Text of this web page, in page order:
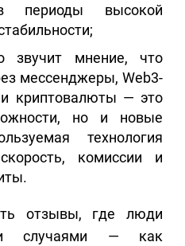
периоды высокой
звучит мнение, что
мессенджеры, Web3-
криптовалюты — это
но и новые
технология
комиссии и
отзывы, где люди
случаями — как